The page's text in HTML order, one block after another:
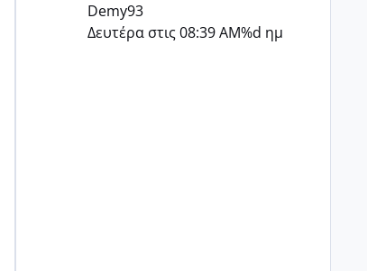
Demy93
Δευτέρα στις 08:39 AM%d ημ